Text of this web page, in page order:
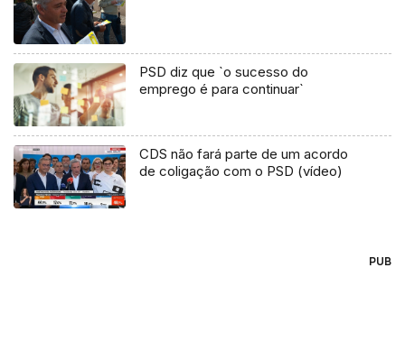
PSD diz que `o sucesso do
emprego é para continuar`
CDS não fará parte de um acordo
de coligação com o PSD (vídeo)
PUB